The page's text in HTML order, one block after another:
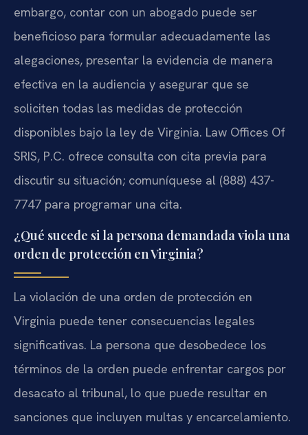
embargo, contar con un abogado puede ser
beneficioso para formular adecuadamente las
alegaciones, presentar la evidencia de manera
efectiva en la audiencia y asegurar que se
soliciten todas las medidas de protección
disponibles bajo la ley de Virginia. Law Offices Of
SRIS, P.C. ofrece consulta con cita previa para
discutir su situación; comuníquese al (888) 437-
7747 para programar una cita.
¿Qué sucede si la persona demandada viola una
orden de protección en Virginia?
La violación de una orden de protección en
Virginia puede tener consecuencias legales
significativas. La persona que desobedece los
términos de la orden puede enfrentar cargos por
desacato al tribunal, lo que puede resultar en
sanciones que incluyen multas y encarcelamiento.